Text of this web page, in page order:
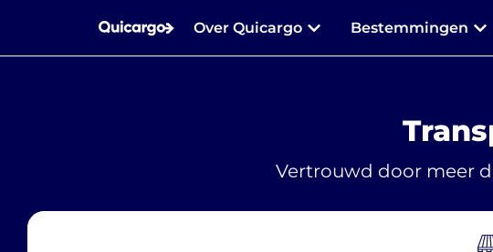
Over Quicargo Bestemmingen
Vertrouwd door meer